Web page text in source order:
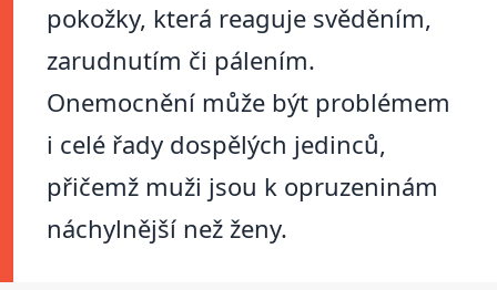
pokožky, která reaguje svěděním,
zarudnutím či pálením.
Onemocnění může být problémem
i celé řady dospělých jedinců,
přičemž muži jsou k opruzeninám
náchylnější než ženy.